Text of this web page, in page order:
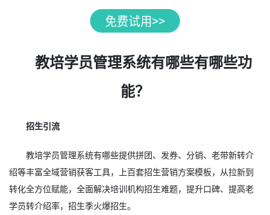
教培学员管理系统有哪些有哪些功
能？
招生引流
教培学员管理系统有哪些提供拼团、发券、分销、老带新转介
绍等丰富全域营销获客工具，上百套招生营销方案模板，从拉新到
转化全方位赋能，全面解决培训机构招生难题，提升口碑、提高老
学员转介绍率，招生季火爆招生。